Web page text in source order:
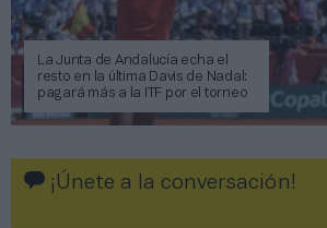
La Junta de Andalucía echa el
resto en la última Davis de Nadal:
pagará más a la ITF por el torneo
¡Únete a la conversación!